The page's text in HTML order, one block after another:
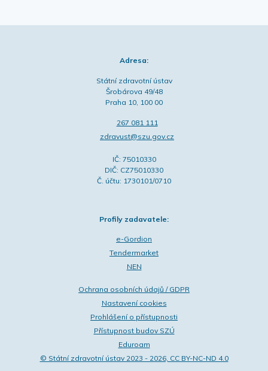
Adresa:
Státní zdravotní ústav
Šrobárova 49/48
Praha 10, 100 00
267 081 111
zdravust@szu.gov.cz
IČ: 75010330
DIČ: CZ75010330
Č. účtu: 1730101/0710
Profily zadavatele:
e-Gordion
Tendermarket
NEN
Ochrana osobních údajů / GDPR
Nastavení cookies
Prohlášení o přístupnosti
Přístupnost budov SZÚ
Eduroam
© Státní zdravotní ústav 2023 - 2026, CC BY-NC-ND 4.0